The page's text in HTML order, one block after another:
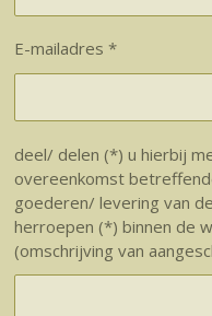
E-mailadres *
deel/ delen (*) u hierbij
overeenkomst
goederen/ levering van
herroepen (*) binnen de
(omschrijving van